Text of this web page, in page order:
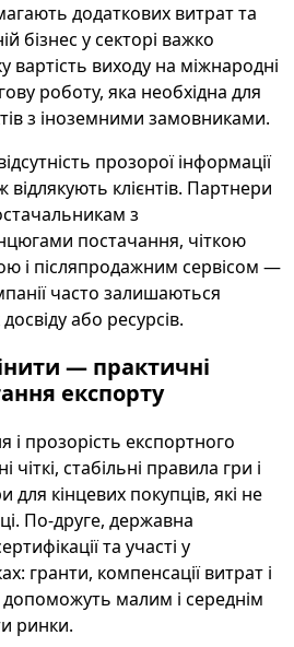
додаткових витрат та
бізнес у секторі важко
вартість виходу на міжнародні
роботу, яка необхідна для
з іноземними замовниками.
прозорої інформації
клієнтів. Партнери
з
постачання, чіткою
і післяпродажним сервісом —
часто залишаються
або ресурсів.
— практичні
експорту
прозорість експортного
стабільні правила гри і
для кінцевих покупців, які не
По-друге, державна
та участі у
гранти, компенсації витрат і
малим і середнім
ринки.